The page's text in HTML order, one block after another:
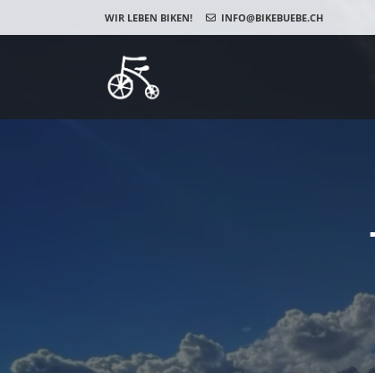
WIR LEBEN BIKEN! INFO@BIKEBUEBE.CH